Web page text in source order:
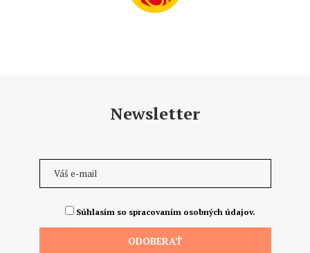
Newsletter
Súhlasím so spracovaním osobných údajov.